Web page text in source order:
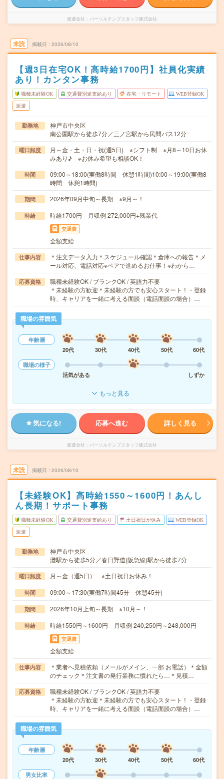
派遣会社 パーソルテンプスタッフ株式会社
未読 掲載日 2026/08/10
【週3日在宅OK！高時給1700円】社員化実績
あり！カンタン事務
職種未経験OK 交通費別途支給あり 在宅・リモート WEB登録OK
派遣
勤務地
神戸市中央区
南公園駅から徒歩7分／三ノ宮駅から民間バス12分
曜日頻度
月～金・土・日・祝(週5日) ※シフト制 ※月8～10日お休
みあり♪ ※お休み希望も相談OK！
時間
09:00～18:00(実働8時間 休憩1時間)10:00～19:00(実働8
時間 休憩1時間)
期間 2026年09月中旬～長期 ※9月～！
時給 時給1700円 月収例 272,000円+残業代
交通費
全額支給
仕事内容
＊注文データ入力＊スケジュール確認＊倉庫への報告＊メ
ール対応、電話対応※ペアで進めるお仕事！※わから…
応募資格
職種未経験OK / ブランクOK / 英語力不要
＊未経験の方歓迎＊未経験の方でも安心スタート！・登録
時、キャリアを一緒に考える面談（電話面談の場合）…
職場の雰囲気
年齢層
20代
30代 40代 50代
60代
職場の様子
活気がある
しずか
もっと見る
気になる! 応募へ進む 詳しく見る
派遣会社 パーソルテンプスタッフ株式会社
未読 掲載日 2026/08/10
【未経験OK】高時給1550～1600円！あんし
ん長期！サポート事務
職種未経験OK 交通費別途支給あり 土日祝日が休み WEB登録OK
派遣
勤務地
神戸市中央区
灘駅から徒歩5分／春日野道(阪急線)駅から徒歩7分
曜日頻度 月～金（週5日） ※土日祝日お休み！
時間 09:00～17:30(実働7時間45分 休憩45分)
期間 2026年10月上旬～長期 ※10月～！
時給 時給1550円～1600円 月収例 240,250円～248,000円
交通費
全額支給
仕事内容
＊業者へ見積依頼（メールがメイン、一部 お電話）＊金額
のチェック＊注文書の発行業務に慣れたら…＊見積…
応募資格
職種未経験OK / ブランクOK / 英語力不要
＊未経験の方歓迎＊未経験の方でも安心スタート！・登録
時、キャリアを一緒に考える面談（電話面談の場合）…
職場の雰囲気
年齢層
20代
30代 40代 50代
60代
男女比率